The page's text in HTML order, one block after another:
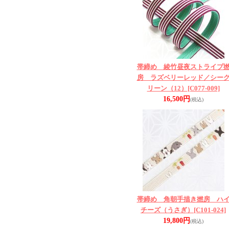
帯締め 綾竹昼夜ストライプ
房 ラズベリーレッド／シー
リーン（12） [C077-009]
16,500円(税込)
帯締め 角朝手描き撚房 ハ
チーズ（うさぎ） [C101-024]
19,800円(税込)